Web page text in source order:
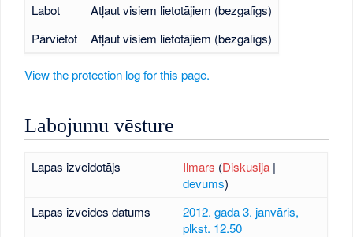
Labot
Atļaut visiem lietotājiem (bezgalīgs)
Pārvietot
Atļaut visiem lietotājiem (bezgalīgs)
View the protection log for this page.
Labojumu vēsture
Lapas izveidotājs Ilmars (Diskusija|
devums)
Lapas izveides datums
2012. gada 3. janvāris,
plkst. 12.50